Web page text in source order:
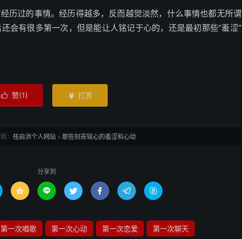
历过的事情。经历得越多，反而越觉淡然，什么事情也都无所谓
会有很多第一次，但是能让人铭记于心的，还是最初那些“羞涩”
 赞(1)  打赏
： 桂启洪个人网站 » 那些刻苦铭心的羞涩和心动
分享到
     
第一次唱歌 第一次心动 第一次恋爱 第一次聊天